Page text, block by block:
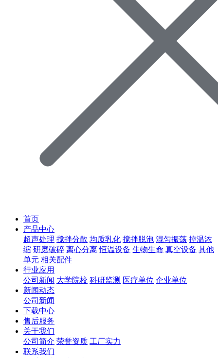
首页
产品中心
超声处理 搅拌分散 均质乳化 搅拌脱泡 混匀振荡 控温浓
缩 研磨破碎 离心分离 恒温设备 生物生命 真空设备 其他
单元 相关配件
行业应用
公司新闻 大学院校 科研监测 医疗单位 企业单位
新闻动态
公司新闻
下载中心
售后服务
关于我们
公司简介 荣誉资质 工厂实力
联系我们